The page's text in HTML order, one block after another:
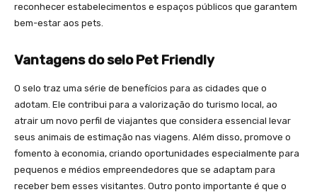
reconhecer estabelecimentos e espaços públicos que garantem
bem-estar aos pets.
Vantagens do selo Pet Friendly
O selo traz uma série de benefícios para as cidades que o
adotam. Ele contribui para a valorização do turismo local, ao
atrair um novo perfil de viajantes que considera essencial levar
seus animais de estimação nas viagens. Além disso, promove o
fomento à economia, criando oportunidades especialmente para
pequenos e médios empreendedores que se adaptam para
receber bem esses visitantes. Outro ponto importante é que o